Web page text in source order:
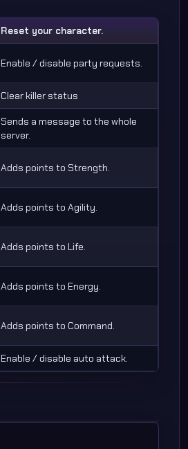
Reset your character.
Enable / disable party requests.
Clear killer status
Sends a message to the whole
server.
Adds points to Strength.
Adds points to Agility.
Adds points to Life.
Adds points to Energy.
Adds points to Command.
Enable / disable auto attack.